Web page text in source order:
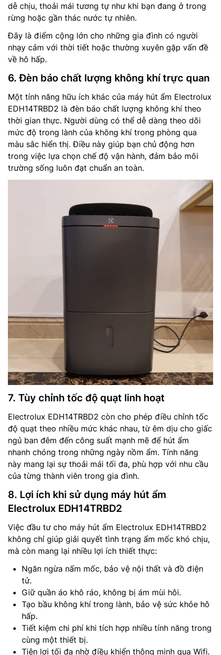
dễ chịu, thoải mái tương tự như khi bạn đang ở trong
rừng hoặc gần thác nước tự nhiên.
Đây là điểm cộng lớn cho những gia đình có người
nhạy cảm với thời tiết hoặc thường xuyên gặp vấn đề
về hô hấp.
6. Đèn báo chất lượng không khí trực quan
Một tính năng hữu ích khác của máy hút ẩm Electrolux
EDH14TRBD2 là đèn báo chất lượng không khí theo
thời gian thực. Người dùng có thể dễ dàng theo dõi
mức độ trong lành của không khí trong phòng qua
màu sắc hiển thị. Điều này giúp bạn chủ động hơn
trong việc lựa chọn chế độ vận hành, đảm bảo môi
trường sống luôn đạt chuẩn an toàn.
7. Tùy chỉnh tốc độ quạt linh hoạt
Electrolux EDH14TRBD2 còn cho phép điều chỉnh tốc
độ quạt theo nhiều mức khác nhau, từ êm dịu cho giấc
ngủ ban đêm đến công suất mạnh mẽ để hút ẩm
nhanh chóng trong những ngày nồm ẩm. Tính năng
này mang lại sự thoải mái tối đa, phù hợp với nhu cầu
của từng thành viên trong gia đình.
8. Lợi ích khi sử dụng máy hút ẩm
Electrolux EDH14TRBD2
Việc đầu tư cho máy hút ẩm Electrolux EDH14TRBD2
không chỉ giúp giải quyết tình trạng ẩm mốc khó chịu,
mà còn mang lại nhiều lợi ích thiết thực:
Ngăn ngừa nấm mốc, bảo vệ nội thất và đồ điện
tử.
Giữ quần áo khô ráo, không bị ám mùi hôi.
Tạo bầu không khí trong lành, bảo vệ sức khỏe hô
hấp.
Tiết kiệm chi phí khi tích hợp nhiều tính năng trong
cùng một thiết bị.
Tiện lợi tối đa nhờ điều khiển thông minh qua Wifi.